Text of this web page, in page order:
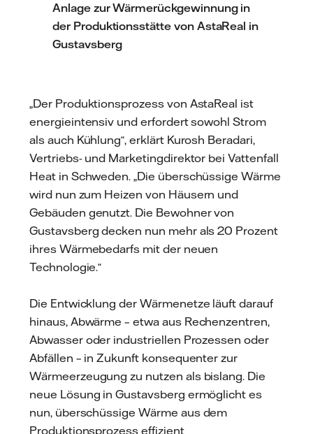
Anlage zur Wärmerückgewinnung in
der Produktionsstätte von AstaReal in
Gustavsberg
„Der Produktionsprozess von AstaReal ist
energieintensiv und erfordert sowohl Strom
als auch Kühlung“, erklärt Kurosh Beradari,
Vertriebs- und Marketingdirektor bei Vattenfall
Heat in Schweden. „Die überschüssige Wärme
wird nun zum Heizen von Häusern und
Gebäuden genutzt. Die Bewohner von
Gustavsberg decken nun mehr als 20 Prozent
ihres Wärmebedarfs mit der neuen
Technologie.“
Die Entwicklung der Wärmenetze läuft darauf
hinaus, Abwärme – etwa aus Rechenzentren,
Abwasser oder industriellen Prozessen oder
Abfällen – in Zukunft konsequenter zur
Wärmeerzeugung zu nutzen als bislang. Die
neue Lösung in Gustavsberg ermöglicht es
nun, überschüssige Wärme aus dem
Produktionsprozess effizient